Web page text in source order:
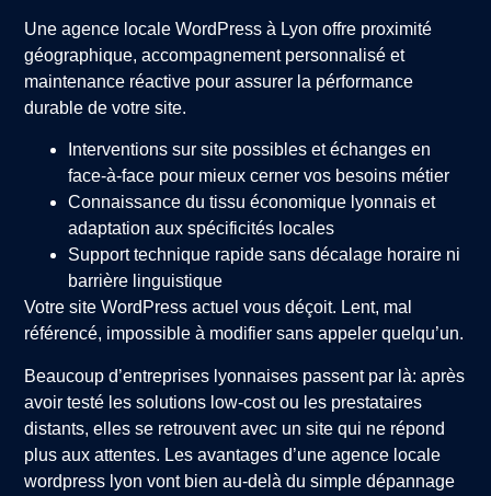
Une agence locale WordPress à Lyon offre proximité
géographique, accompagnement personnalisé et
maintenance réactive pour assurer la pérformance
durable de votre site.
Interventions sur site possibles et échanges en
face-à-face pour mieux cerner vos besoins métier
Connaissance du tissu économique lyonnais et
adaptation aux spécificités locales
Support technique rapide sans décalage horaire ni
barrière linguistique
Votre site WordPress actuel vous déçoit. Lent, mal
référencé, impossible à modifier sans appeler quelqu’un.
Beaucoup d’entreprises lyonnaises passent par là: après
avoir testé les solutions low-cost ou les prestataires
distants, elles se retrouvent avec un site qui ne répond
plus aux attentes. Les avantages d’une agence locale
wordpress lyon vont bien au-delà du simple dépannage